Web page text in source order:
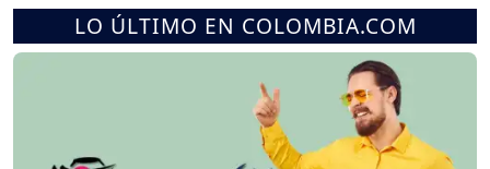
LO ÚLTIMO EN COLOMBIA.COM